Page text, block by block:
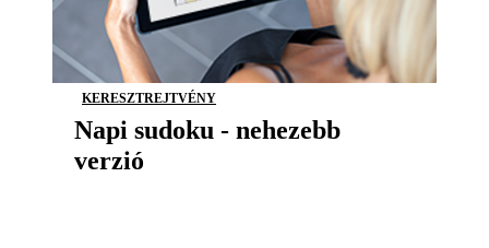
KERESZTREJTVÉNY
Napi sudoku - nehezebb
verzió